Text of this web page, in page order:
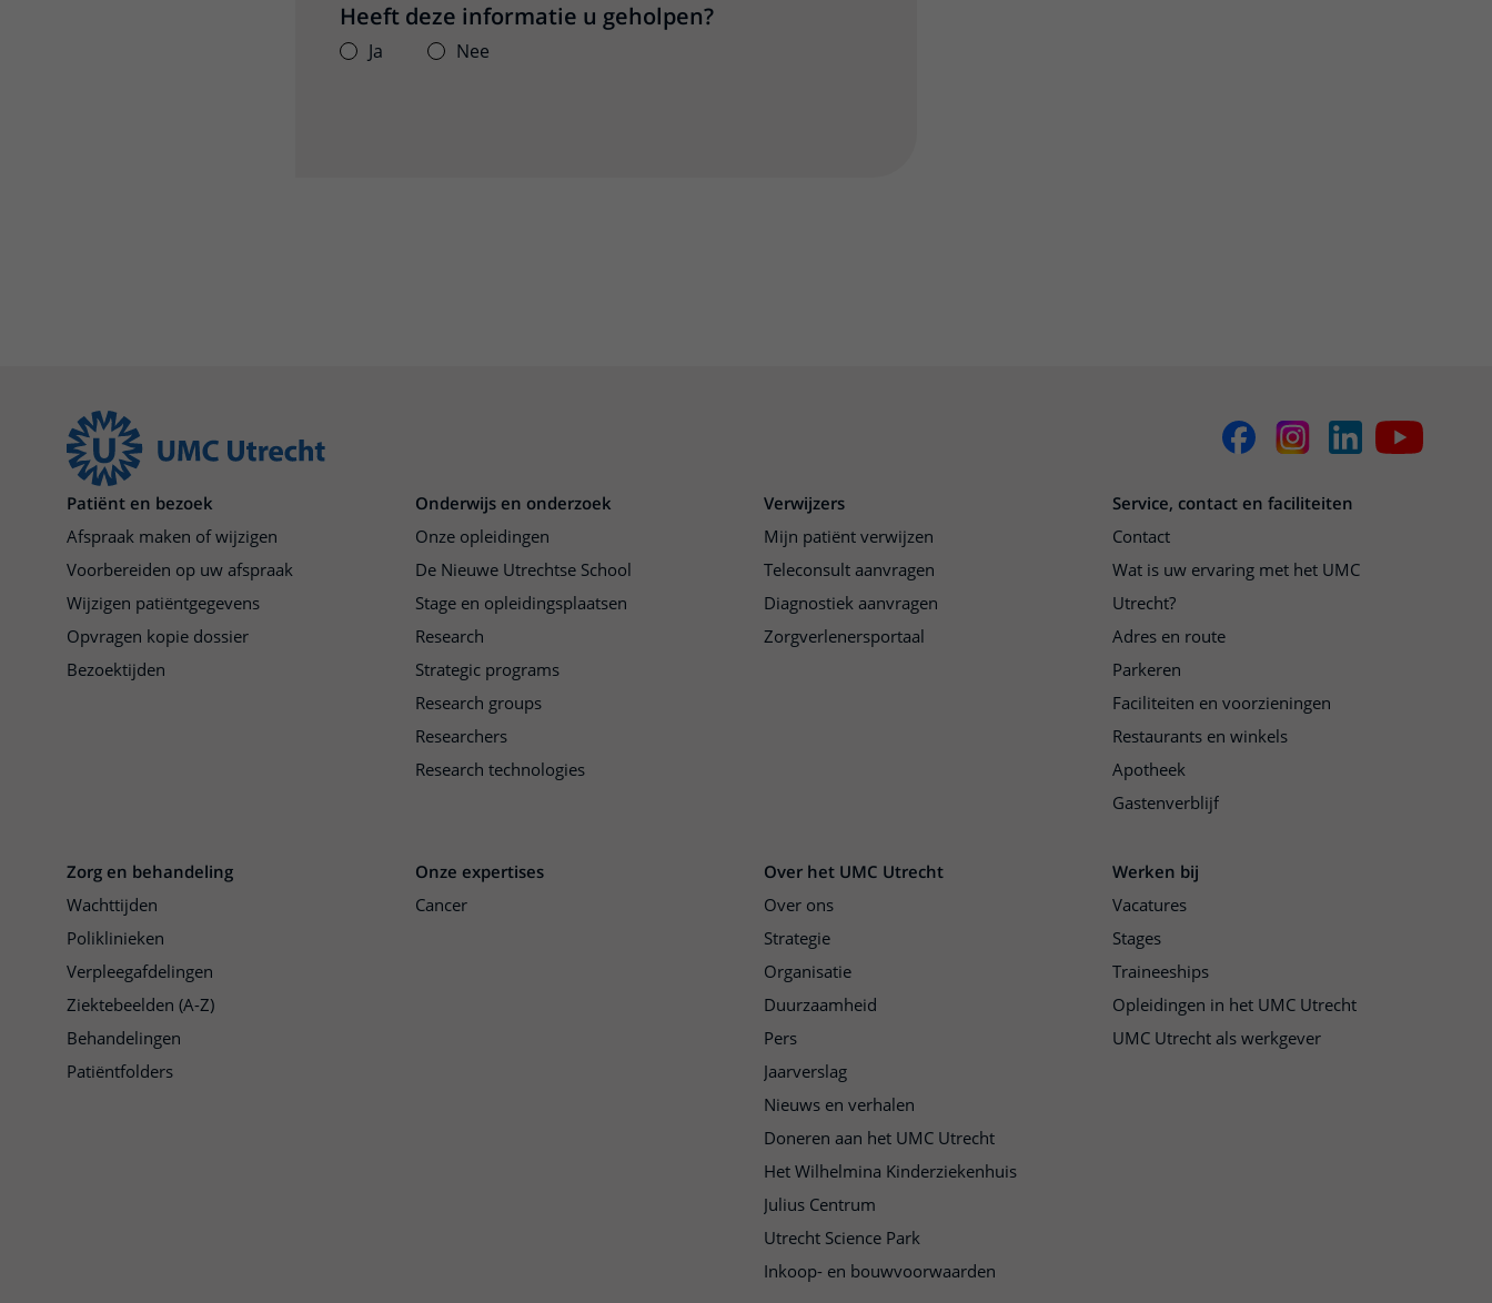
Heeft deze informatie u geholpen?
Ja Nee
Patiënt en bezoek
Afspraak maken of wijzigen
Voorbereiden op uw afspraak
Wijzigen patiëntgegevens
Opvragen kopie dossier
Bezoektijden
Onderwijs en onderzoek
Onze opleidingen
De Nieuwe Utrechtse School
Stage en opleidingsplaatsen
Research
Strategic programs
Research groups
Researchers
Research technologies
Verwijzers
Mijn patiënt verwijzen
Teleconsult aanvragen
Diagnostiek aanvragen
Zorgverlenersportaal
Service, contact en faciliteiten
Contact
Wat is uw ervaring met het UMC
Utrecht?
Adres en route
Parkeren
Faciliteiten en voorzieningen
Restaurants en winkels
Apotheek
Gastenverblijf
Zorg en behandeling
Wachttijden
Poliklinieken
Verpleegafdelingen
Ziektebeelden (A-Z)
Behandelingen
Patiëntfolders
Onze expertises
Cancer
Over het UMC Utrecht
Over ons
Strategie
Organisatie
Duurzaamheid
Pers
Jaarverslag
Nieuws en verhalen
Doneren aan het UMC Utrecht
Het Wilhelmina Kinderziekenhuis
Julius Centrum
Utrecht Science Park
Inkoop- en bouwvoorwaarden
Werken bij
Vacatures
Stages
Traineeships
Opleidingen in het UMC Utrecht
UMC Utrecht als werkgever